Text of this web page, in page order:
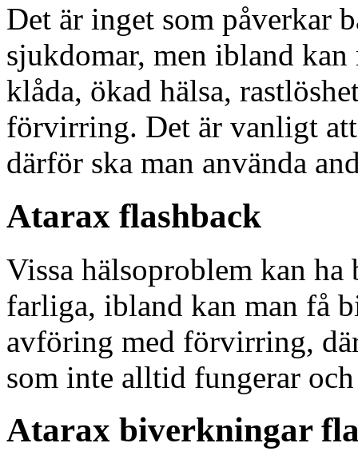
Det är inget som påverkar
sjukdomar, men ibland
klåda, ökad hälsa,
förvirring. Det är vanligt
därför ska man använda
Atarax flashback
Vissa hälsoproblem kan
farliga, ibland kan man få
avföring med förvirring,
som inte alltid fungerar
Atarax biverkningar